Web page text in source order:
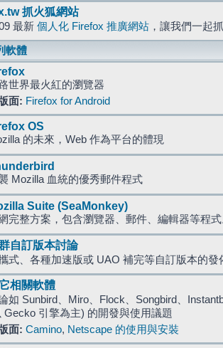
抓火狐網站
最新 個人化 Firefox 推廣網站 ，讓我們一起
軟體
世界最火紅的瀏覽器
面: Firefox for Android
OS
的未來，Web 作為平台的體現
Mozilla 血統的優秀郵件程式
Suite (SeaMonkey)
網完整方案，包含瀏覽器、郵件、編輯器等程
自訂版本討論
式、各種加速版或 UAO 補完等自訂版本的發
相關軟體
如 Sunbird、Miro、Flock、Songbird、
Gecko 引擎為主) 的開發與使用議題
面: Camino, Netscape 的使用與安裝